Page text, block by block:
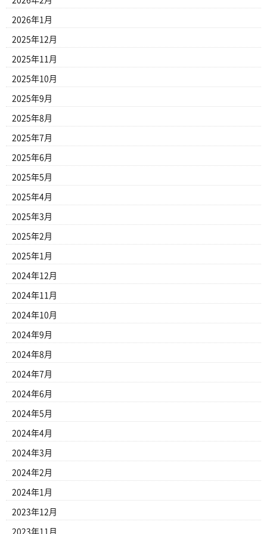
2026年1月
2025年12月
2025年11月
2025年10月
2025年9月
2025年8月
2025年7月
2025年6月
2025年5月
2025年4月
2025年3月
2025年2月
2025年1月
2024年12月
2024年11月
2024年10月
2024年9月
2024年8月
2024年7月
2024年6月
2024年5月
2024年4月
2024年3月
2024年2月
2024年1月
2023年12月
2023年11月